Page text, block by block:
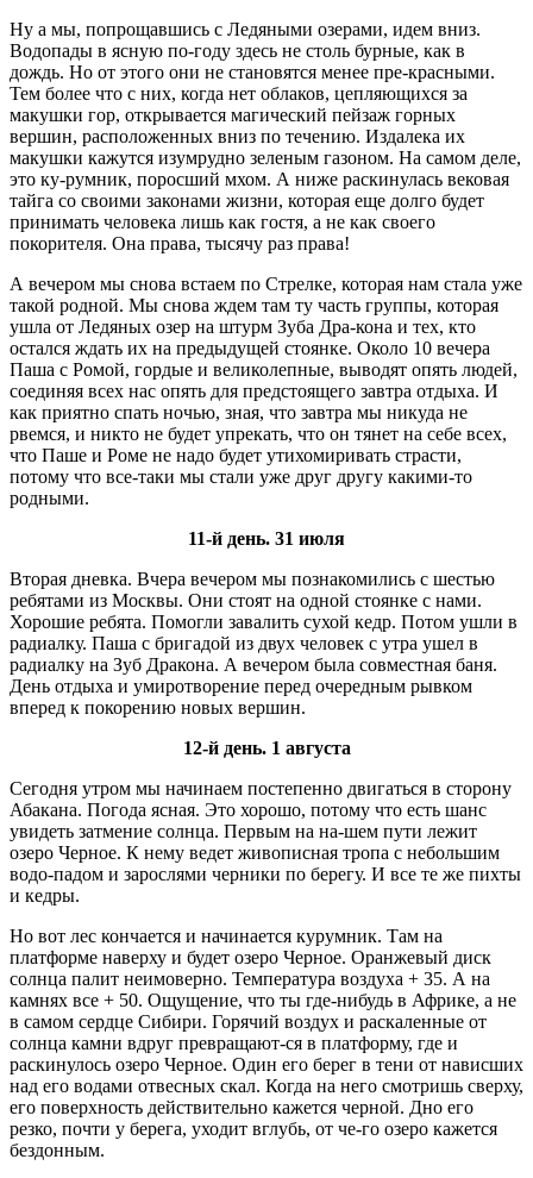
Ну а мы, попрощавшись с Ледяными озерами, идем вниз.
Водопады в ясную по-году здесь не столь бурные, как в
дождь. Но от этого они не становятся менее пре-красными.
Тем более что с них, когда нет облаков, цепляющихся за
макушки гор, открывается магический пейзаж горных
вершин, расположенных вниз по течению. Издалека их
макушки кажутся изумрудно зеленым газоном. На самом деле,
это ку-румник, поросший мхом. А ниже раскинулась вековая
тайга со своими законами жизни, которая еще долго будет
принимать человека лишь как гостя, а не как своего
покорителя. Она права, тысячу раз права!
А вечером мы снова встаем по Стрелке, которая нам стала уже
такой родной. Мы снова ждем там ту часть группы, которая
ушла от Ледяных озер на штурм Зуба Дра-кона и тех, кто
остался ждать их на предыдущей стоянке. Около 10 вечера
Паша с Ромой, гордые и великолепные, выводят опять людей,
соединяя всех нас опять для предстоящего завтра отдыха. И
как приятно спать ночью, зная, что завтра мы никуда не
рвемся, и никто не будет упрекать, что он тянет на себе всех,
что Паше и Роме не надо будет утихомиривать страсти,
потому что все-таки мы стали уже друг другу какими-то
родными.
11-й день. 31 июля
Вторая дневка. Вчера вечером мы познакомились с шестью
ребятами из Москвы. Они стоят на одной стоянке с нами.
Хорошие ребята. Помогли завалить сухой кедр. Потом ушли в
радиалку. Паша с бригадой из двух человек с утра ушел в
радиалку на Зуб Дракона. А вечером была совместная баня.
День отдыха и умиротворение перед очередным рывком
вперед к покорению новых вершин.
12-й день. 1 августа
Сегодня утром мы начинаем постепенно двигаться в сторону
Абакана. Погода ясная. Это хорошо, потому что есть шанс
увидеть затмение солнца. Первым на на-шем пути лежит
озеро Черное. К нему ведет живописная тропа с небольшим
водо-падом и зарослями черники по берегу. И все те же пихты
и кедры.
Но вот лес кончается и начинается курумник. Там на
платформе наверху и будет озеро Черное. Оранжевый диск
солнца палит неимоверно. Температура воздуха + 35. А на
камнях все + 50. Ощущение, что ты где-нибудь в Африке, а не
в самом сердце Сибири. Горячий воздух и раскаленные от
солнца камни вдруг превращают-ся в платформу, где и
раскинулось озеро Черное. Один его берег в тени от нависших
над его водами отвесных скал. Когда на него смотришь сверху,
его поверхность действительно кажется черной. Дно его
резко, почти у берега, уходит вглубь, от че-го озеро кажется
бездонным.